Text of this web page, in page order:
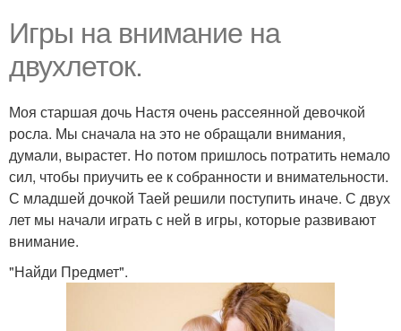
Игры на внимание на
двухлеток.
Моя старшая дочь Настя очень рассеянной девочкой
росла. Мы сначала на это не обращали внимания,
думали, вырастет. Но потом пришлось потратить немало
сил, чтобы приучить ее к собранности и внимательности.
С младшей дочкой Таей решили поступить иначе. С двух
лет мы начали играть с ней в игры, которые развивают
внимание.
"Найди Предмет".